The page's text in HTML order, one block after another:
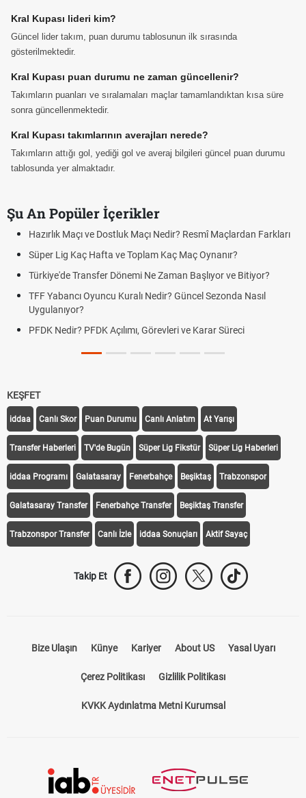
Kral Kupası lideri kim?
Güncel lider takım, puan durumu tablosunun ilk sırasında
gösterilmektedir.
Kral Kupası puan durumu ne zaman güncellenir?
Takımların puanları ve sıralamaları maçlar tamamlandıktan kısa süre
sonra güncellenmektedir.
Kral Kupası takımlarının averajları nerede?
Takımların attığı gol, yediği gol ve averaj bilgileri güncel puan durumu
tablosunda yer almaktadır.
Şu An Popüler İçerikler
Hazırlık Maçı ve Dostluk Maçı Nedir? Resmî Maçlardan Farkları
Süper Lig Kaç Hafta ve Toplam Kaç Maç Oynanır?
Türkiye'de Transfer Dönemi Ne Zaman Başlıyor ve Bitiyor?
TFF Yabancı Oyuncu Kuralı Nedir? Güncel Sezonda Nasıl
Uygulanıyor?
PFDK Nedir? PFDK Açılımı, Görevleri ve Karar Süreci
KEŞFET
iddaa Canlı Skor Puan Durumu Canlı Anlatım At Yarışı
Transfer Haberleri TV'de Bugün Süper Lig Fikstür Süper Lig Haberleri
iddaa Programı Galatasaray Fenerbahçe Beşiktaş Trabzonspor
Galatasaray Transfer Fenerbahçe Transfer Beşiktaş Transfer
Trabzonspor Transfer Canlı İzle iddaa Sonuçları Aktif Sayaç
Takip Et
Bize Ulaşın Künye Kariyer About US Yasal Uyarı
Çerez Politikası Gizlilik Politikası
KVKK Aydınlatma Metni Kurumsal